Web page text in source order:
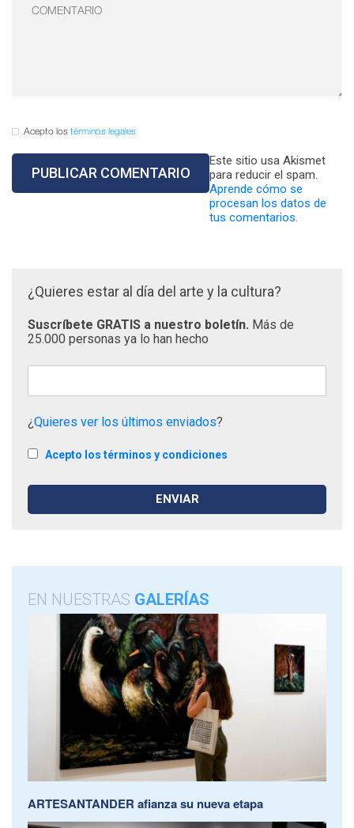
Acepto los términos legales
Este sitio usa Akismet
para reducir el spam.
Aprende cómo se
procesan los datos de
tus comentarios.
¿Quieres estar al día del arte y la cultura?
Suscríbete GRATIS a nuestro boletín. Más de
25.000 personas ya lo han hecho
¿Quieres ver los últimos enviados?
Acepto los términos y condiciones
EN NUESTRAS GALERÍAS
ARTESANTANDER afianza su nueva etapa